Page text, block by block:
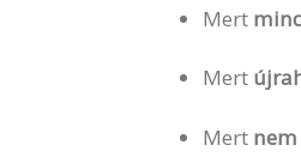
Mert
Mert
Mert